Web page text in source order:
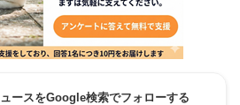
ースをGoogle検索でフォローする